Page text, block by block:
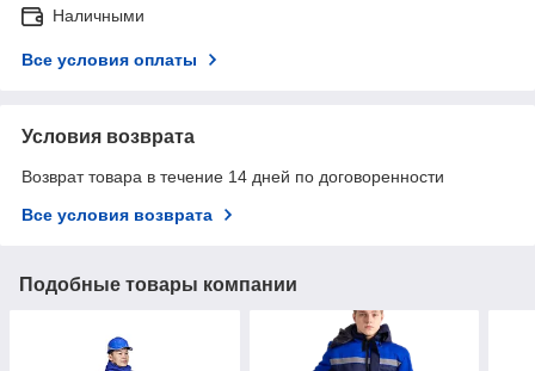
Наличными
Все условия оплаты
Условия возврата
Возврат товара в течение 14 дней по договоренности
Все условия возврата
Подобные товары компании